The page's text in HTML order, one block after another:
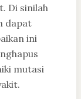
Di sinilah
dapat
ini
mutasi